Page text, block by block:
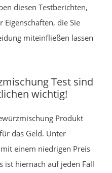
diesen Testberichten,
die Sie
miteinfließen lassen
Test sind
wichtig!
Produkt
das Geld. Unter
einem niedrigen Preis
ist hiernach auf jeden Fall